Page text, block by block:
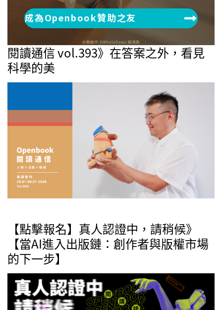
成為Openbook贊助之友
閱讀通信 vol.393》在答案之外，看見
科學的美
【點擊報名】真人認證中，請稍候》
【當AI進入出版鏈：創作者與版權市場
的下一步】